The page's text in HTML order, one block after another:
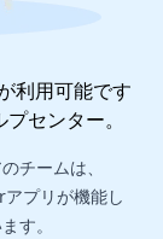
利用可能です
プセンター。
チームは、
プリが機能し
す。